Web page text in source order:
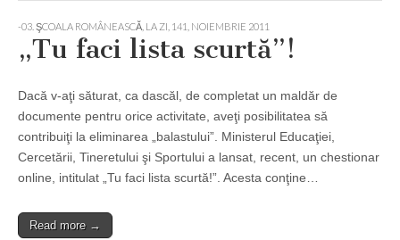
-03. ŞCOALA ROMÂNEASCĂ, LA ZI 141, NOIEMBRIE 2011
„Tu faci lista scurtă”!
Dacă v-aţi săturat, ca dascăl, de completat un maldăr de
documente pentru orice activitate, aveţi posibilitatea să
contribuiţi la eliminarea „balastului”. Ministerul Educaţiei,
Cercetării, Tineretului şi Sportului a lansat, recent, un chestionar
online, intitulat „Tu faci lista scurtă!”. Acesta conţine…
Read more →